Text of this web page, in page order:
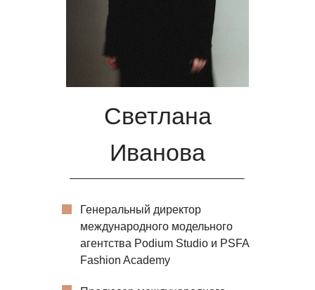
Генеральный директор
международного модельного
агентства Podium Studio и PSFA
Fashion Academy
Светлана
Иванова